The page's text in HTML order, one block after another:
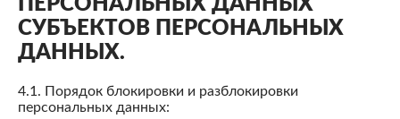
ПЕРСОНАЛЬНЫХ ДАННЫХ
СУБЪЕКТОВ ПЕРСОНАЛЬНЫХ
ДАННЫХ.
4.1. Порядок блокировки и разблокировки
персональных данных: